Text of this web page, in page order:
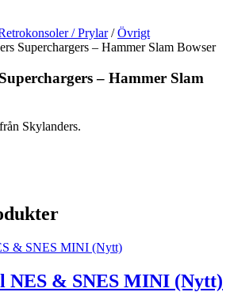
/ Prylar/Övrigt
Superchargers – Hammer Slam Bowser
– Hammer Slam
Skylanders.
NES & SNES MINI (Nytt)